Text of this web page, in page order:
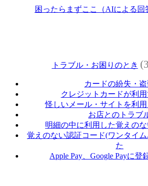
困ったらまずここ（AIによる回
トラブル・お困りのとき
カードの紛失・
クレジットカードが利
怪しいメール・サイトを利
お店とのトラブ
明細の中に利用した覚えの
覚えのない認証コード(ワンタイ
た
Apple Pay、Google Payに登